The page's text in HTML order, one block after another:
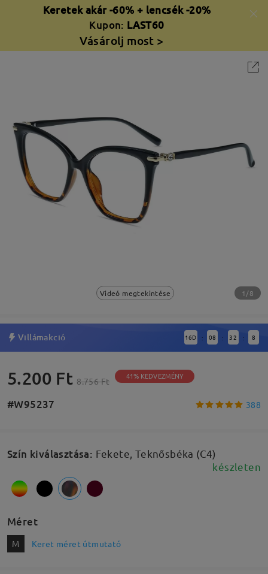
Keretek akár -60% + lencsék -20%
Kupon: LAST60
Vásárolj most >
Videó megtekintése 1/8
Villámakció 16D : 08 : 32 : 8
5.200 Ft 8.756 Ft 41% KEDVEZMÉNY
#W95237 388
Szín kiválasztása: Fekete, Teknősbéka (C4)
készleten
Méret
M Keret méret útmutató